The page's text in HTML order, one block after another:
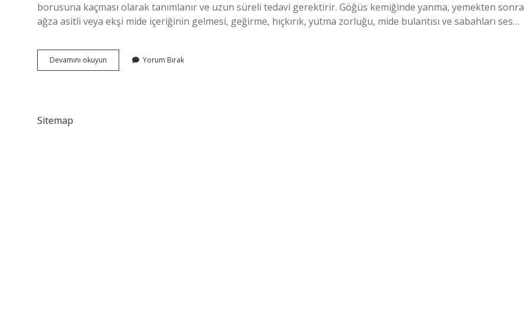
borusuna kaçması olarak tanımlanır ve uzun süreli tedavi gerektirir. Göğüs kemiğinde yanma, yemekten sonra
ağza asitli veya ekşi mide içeriğinin gelmesi, geğirme, hıçkırık, yutma zorluğu, mide bulantısı ve sabahları ses…
Devamını okuyun
Röntgende
Yorum Bırak
Sitemap